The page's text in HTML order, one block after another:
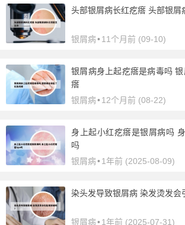
头部银屑病长红疙瘩 头部银屑
银屑病•11个月前 (09-10)
银屑病身上起疙瘩是病毒吗
瘩
银屑病•12个月前 (08-22)
身上起小红疙瘩是银屑病吗
吗
银屑病•1年前 (2025-08-09)
染头发导致银屑病 染发烫发会
银屑病•1年前 (2025-07-31)